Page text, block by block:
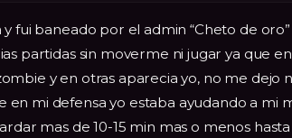
y fui baneado por el admin “Cheto de
partidas sin moverme ni jugar ya que
y en otras aparecia yo, no me dejo
en mi defensa yo estaba ayudando a mi
mas de 10-15 min mas o menos